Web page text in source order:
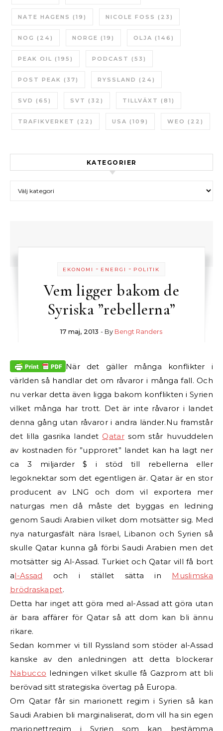
NATE HAGENS (19) NICOLE FOSS (23)
NOG (24) NORGE (19) OLJA (146)
PEAK OIL (195) PODCAST (53)
POST PEAK (37) RYSSLAND (24)
SVD (65) SVT (32) TILLVÄXT (81)
TRAFIKVERKET (22) USA (109) WEO (22)
KATEGORIER
EKONOMI - ENERGI - POLITIK
Vem ligger bakom de
Syriska ”rebellerna”
17 maj, 2013 - By Bengt Randers
När det gäller många konflikter i
världen så handlar det om råvaror i många fall. Och
nu verkar detta även ligga bakom konflikten i Syrien
vilket många har trott. Det är inte råvaror i landet
denna gång utan råvaror i andra länder.Nu framstår
det lilla gasrika landet Qatarsom står huvuddelen
av kostnaden för ”upproret” landet kan ha lagt ner
ca 3 miljarder $ i stöd till rebellerna eller
legoknektar som det egentligen är. Qatar är en stor
producent av LNG och dom vil exportera mer
naturgas men då måste det byggas en ledning
genom Saudi Arabien vilket dom motsätter sig. Med
nya naturgasfält nära Israel, Libanon och Syrien så
skulle Qatar kunna gå förbi Saudi Arabien men det
motsätter sig Al-Assad. Turkiet och Qatar vill få bort
al-Assad och i stället sätta in Muslimska
brödraskapet.
Detta har inget att göra med al-Assad att göra utan
är bara affärer för Qatar så att dom kan bli ännu
rikare.
Sedan kommer vi till Ryssland som stöder al-Assad
kanske av den anledningen att detta blockerar
Nabucco ledningen vilket skulle få Gazprom att bli
berövad sitt strategiska övertag på Europa.
Om Qatar får sin marionett regim i Syrien så kan
Saudi Arabien bli marginaliserat, dom vill ha sin egen
marionettregim i Syrien som kan bestämma